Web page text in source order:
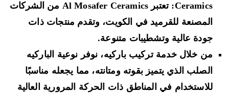
Ceramics: تعتبر Al Mosafer Ceramics من الشركات
المصنعة للقرميد في الكويت، وتقدم منتجات ذات
جودة عالية وتشطيبات متنوعة.
من خلال خدمة تركيب باركيه، نوفر نوعية الباركيه
الصلب الذي يتميز بقوته ومتانته، مما يجعله مناسبًا
للاستخدام في المناطق ذات الحركة المرورية العالية